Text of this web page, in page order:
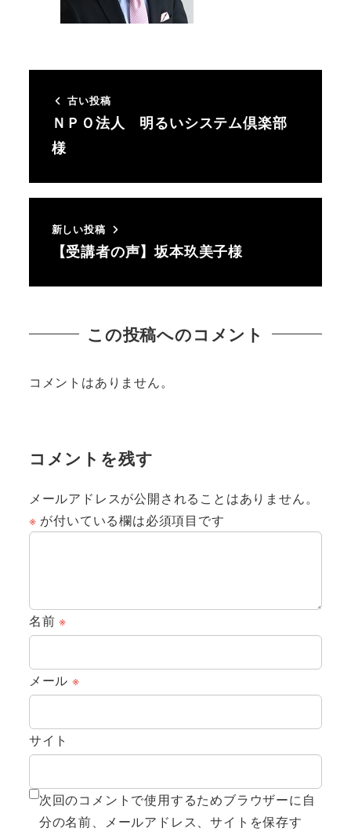
古い投稿
ＮＰＯ法人 明るいシステム倶楽部
様
新しい投稿
【受講者の声】坂本玖美子様
この投稿へのコメント
コメントはありません。
コメントを残す
メールアドレスが公開されることはありません。
※ が付いている欄は必須項目です
名前※
メール ※
サイト
次回のコメントで使用するためブラウザーに自
分の名前、メールアドレス、サイトを保存す